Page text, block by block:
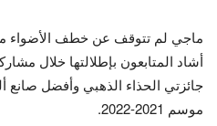
ماجي لم تتوقف عن خطف الأضواء
أشاد المتابعون بإطلالتها خلال
جائزتي الحذاء الذهبي وأفضل صانع
موسم 2021-2022.